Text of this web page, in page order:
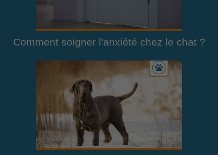
Comment soigner l'anxiété chez le chat ?